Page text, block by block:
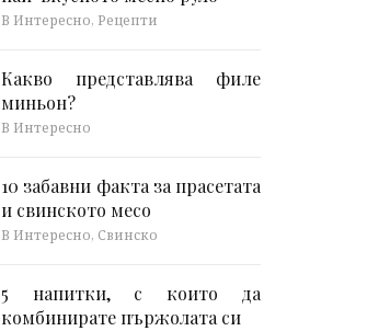
В Интересно, Рецепти
Какво представлява филе
миньон?
В Интересно
10 забавни факта за прасетата
и свинското месо
В Интересно, Свинско
5 напитки, с които да
комбинирате пържолата си